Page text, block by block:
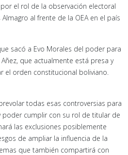
el rol de la observación electoral
al frente de la OEA en el país
sacó a Evo Morales del poder para
que actualmente está presa y
el orden constitucional boliviano.
todas esas controversias para
cumplir con su rol de titular de
las exclusiones posiblemente
de ampliar la influencia de la
que también compartirá con